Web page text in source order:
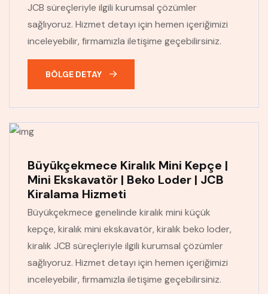
JCB süreçleriyle ilgili kurumsal çözümler
sağlıyoruz. Hizmet detayı için hemen içeriğimizi
inceleyebilir, firmamızla iletişime geçebilirsiniz.
BÖLGE DETAY
Büyükçekmece Kiralık Mini Kepçe |
Mini Ekskavatör | Beko Loder | JCB
Kiralama Hizmeti
Büyükçekmece genelinde kiralık mini küçük
kepçe, kiralık mini ekskavatör, kiralık beko loder,
kiralık JCB süreçleriyle ilgili kurumsal çözümler
sağlıyoruz. Hizmet detayı için hemen içeriğimizi
inceleyebilir, firmamızla iletişime geçebilirsiniz.